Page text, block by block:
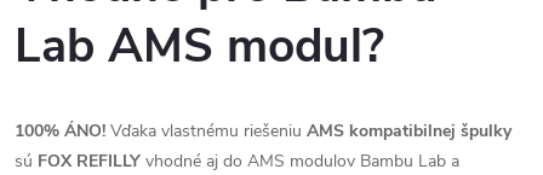
Lab AMS modul?
100% ÁNO! Vďaka vlastnému riešeniu AMS kompatibilnej špulky
sú FOX REFILLY vhodné aj do AMS modulov Bambu Lab a